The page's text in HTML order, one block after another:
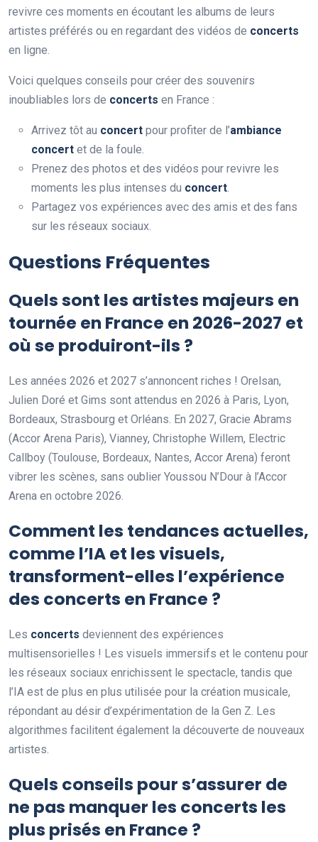
revivre ces moments en écoutant les albums de leurs
artistes préférés ou en regardant des vidéos de concerts
en ligne.
Voici quelques conseils pour créer des souvenirs
inoubliables lors de concerts en France :
Arrivez tôt au concert pour profiter de l’ambiance
concert et de la foule.
Prenez des photos et des vidéos pour revivre les
moments les plus intenses du concert.
Partagez vos expériences avec des amis et des fans
sur les réseaux sociaux.
Questions Fréquentes
Quels sont les artistes majeurs en
tournée en France en 2026-2027 et
où se produiront-ils ?
Les années 2026 et 2027 s’annoncent riches ! Orelsan,
Julien Doré et Gims sont attendus en 2026 à Paris, Lyon,
Bordeaux, Strasbourg et Orléans. En 2027, Gracie Abrams
(Accor Arena Paris), Vianney, Christophe Willem, Electric
Callboy (Toulouse, Bordeaux, Nantes, Accor Arena) feront
vibrer les scènes, sans oublier Youssou N’Dour à l’Accor
Arena en octobre 2026.
Comment les tendances actuelles,
comme l’IA et les visuels,
transforment-elles l’expérience
des concerts en France ?
Les concerts deviennent des expériences
multisensorielles ! Les visuels immersifs et le contenu pour
les réseaux sociaux enrichissent le spectacle, tandis que
l’IA est de plus en plus utilisée pour la création musicale,
répondant au désir d’expérimentation de la Gen Z. Les
algorithmes facilitent également la découverte de nouveaux
artistes.
Quels conseils pour s’assurer de
ne pas manquer les concerts les
plus prisés en France ?